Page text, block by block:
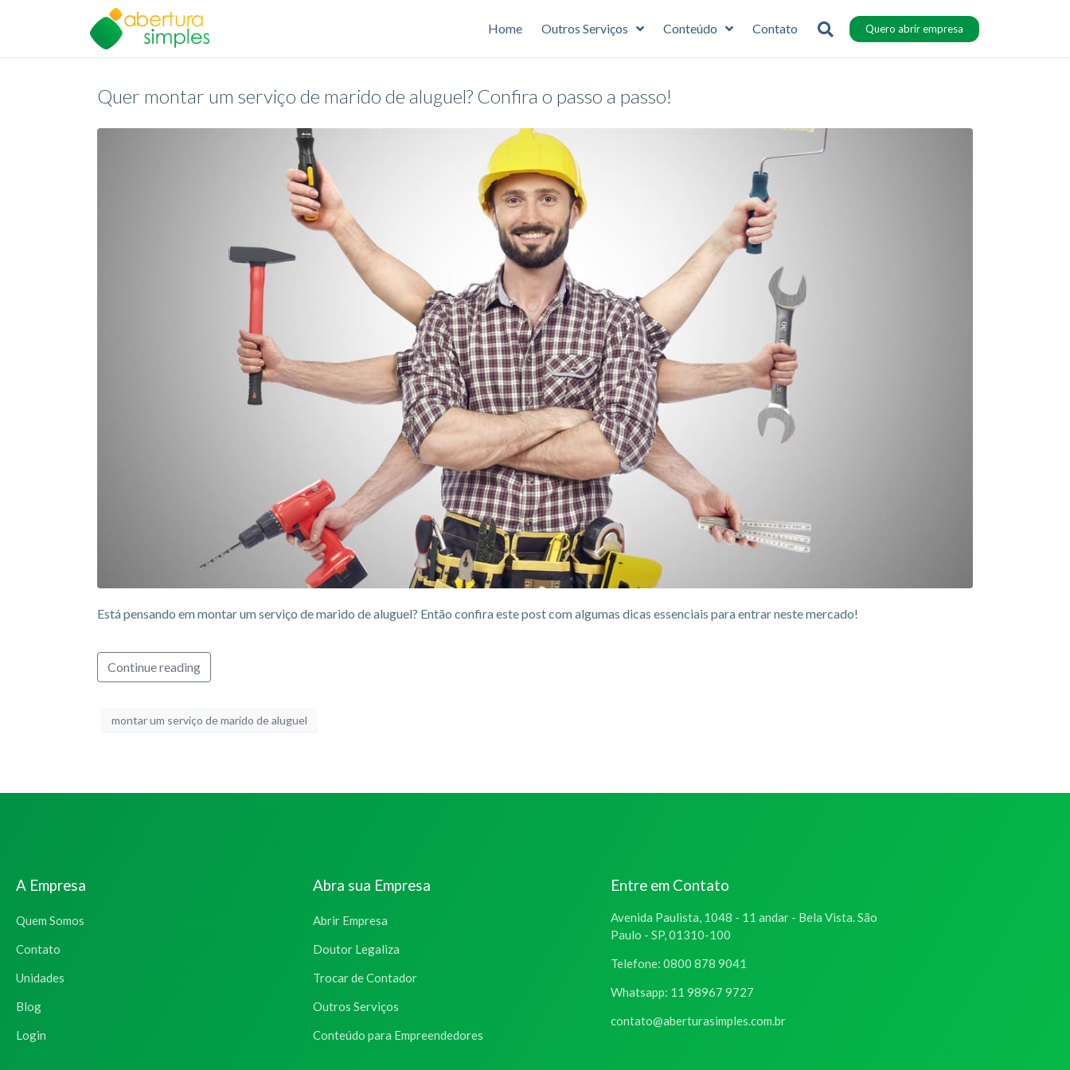
Home Outros Serviços Conteúdo Contato Quero abrir empresa
Quer montar um serviço de marido de aluguel? Confira o passo a passo!
Está pensando em montar um serviço de marido de aluguel? Então confira este post com algumas dicas essenciais para entrar neste mercado!
Continue reading
montar um serviço de marido de aluguel
A Empresa
Quem Somos
Contato
Unidades
Blog
Login
Abra sua Empresa
Abrir Empresa
Doutor Legaliza
Trocar de Contador
Outros Serviços
Conteúdo para Empreendedores
Entre em Contato
Avenida Paulista, 1048 - 11 andar - Bela Vista. São
Paulo - SP, 01310-100
Telefone: 0800 878 9041
Whatsapp: 11 98967 9727
contato@aberturasimples.com.br